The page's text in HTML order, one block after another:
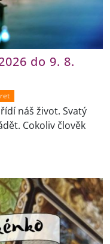
do 9. 8.
náš život. Svatý
Cokoliv člověk